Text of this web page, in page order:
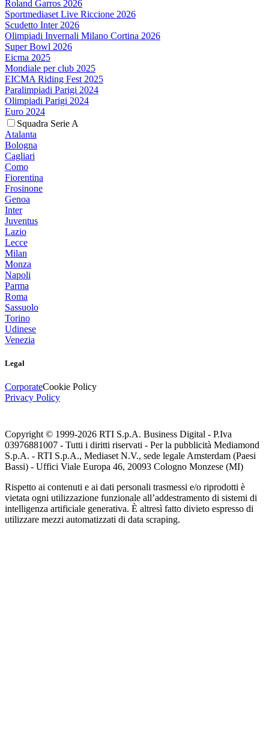
Roland Garros 2026
Sportmediaset Live Riccione 2026
Scudetto Inter 2026
Olimpiadi Invernali Milano Cortina 2026
Super Bowl 2026
Eicma 2025
Mondiale per club 2025
EICMA Riding Fest 2025
Paralimpiadi Parigi 2024
Olimpiadi Parigi 2024
Euro 2024
Squadra Serie A
Atalanta
Bologna
Cagliari
Como
Fiorentina
Frosinone
Genoa
Inter
Juventus
Lazio
Lecce
Milan
Monza
Napoli
Parma
Roma
Sassuolo
Torino
Udinese
Venezia
Legal
CorporateCookie Policy
Privacy Policy
Copyright © 1999-2026 RTI S.p.A. Business Digital - P.Iva
03976881007 - Tutti i diritti riservati - Per la pubblicità Mediamond
S.p.A. - RTI S.p.A., Mediaset N.V., sede legale Amsterdam (Paesi
Bassi) - Uffici Viale Europa 46, 20093 Cologno Monzese (MI)
Rispetto ai contenuti e ai dati personali trasmessi e/o riprodotti è
vietata ogni utilizzazione funzionale all’addestramento di sistemi di
intelligenza artificiale generativa. È altresì fatto divieto espresso di
utilizzare mezzi automatizzati di data scraping.